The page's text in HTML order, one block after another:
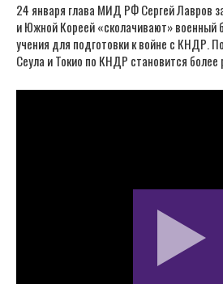
24 января глава МИД РФ Сергей Лавров
и Южной Кореей «сколачивают» военный
учения для подготовки к войне с КНДР.
Сеула и Токио по КНДР становится более